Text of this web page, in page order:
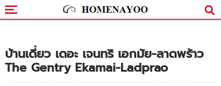
บ้านเดี่ยว เดอะ เจนทริ เอกมัย-ลาดพร้าว
The Gentry Ekamai-Ladprao